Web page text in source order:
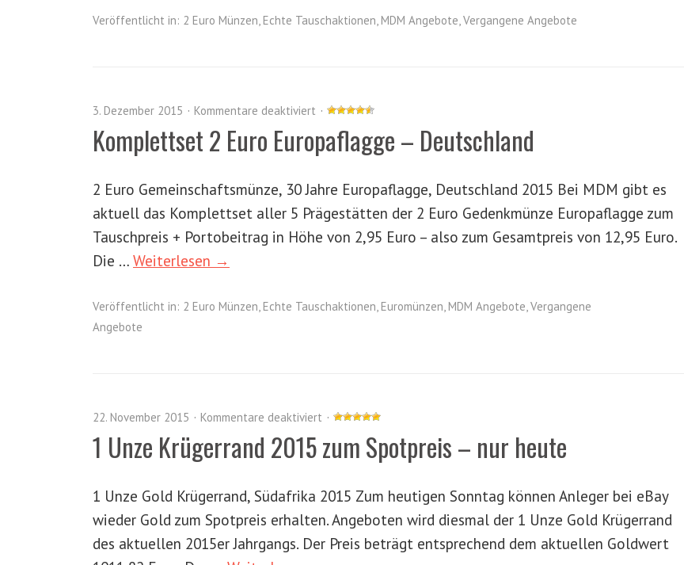
Veröffentlicht in: 2 Euro Münzen, Echte Tauschaktionen, MDM Angebote,Vergangene Angebote
3. Dezember 2015 Kommentare deaktiviert
Komplettset 2 Euro Europaflagge – Deutschland
2 Euro Gemeinschaftsmünze, 30 Jahre Europaflagge, Deutschland 2015 Bei MDM gibt es
aktuell das Komplettset aller 5 Prägestätten der 2 Euro Gedenkmünze Europaflagge zum
Tauschpreis + Portobeitrag in Höhe von 2,95 Euro – also zum Gesamtpreis von 12,95 Euro.
Die … Weiterlesen →
Veröffentlicht in: 2 Euro Münzen, Echte Tauschaktionen, Euromünzen, MDM Angebote,Vergangene
Angebote
22. November 2015 Kommentare deaktiviert
1 Unze Krügerrand 2015 zum Spotpreis – nur heute
1 Unze Gold Krügerrand, Südafrika 2015 Zum heutigen Sonntag können Anleger bei eBay
wieder Gold zum Spotpreis erhalten. Angeboten wird diesmal der 1 Unze Gold Krügerrand
des aktuellen 2015er Jahrgangs. Der Preis beträgt entsprechend dem aktuellen Goldwert